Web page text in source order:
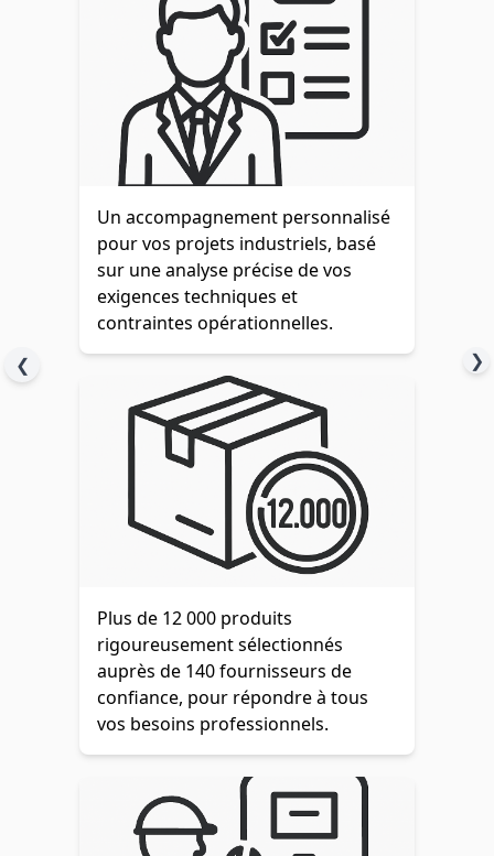
❮ ❯
Un accompagnement personnalisé
pour vos projets industriels, basé
sur une analyse précise de vos
exigences techniques et
contraintes opérationnelles.
Plus de 12 000 produits
rigoureusement sélectionnés
auprès de 140 fournisseurs de
confiance, pour répondre à tous
vos besoins professionnels.